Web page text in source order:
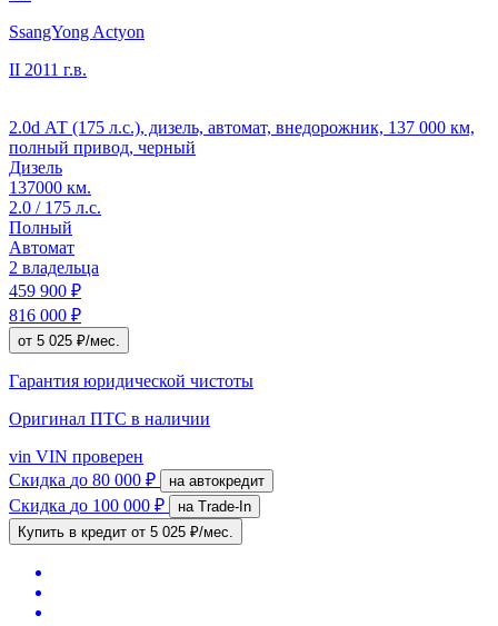
SsangYong Actyon
II 2011 г.в.
2.0d АТ (175 л.с.), дизель, автомат, внедорожник, 137 000 км,
полный привод, черный
Дизель
137000 км.
2.0 / 175 л.с.
Полный
Автомат
2 владельца
459 900 ₽
816 000 ₽
от 5 025 ₽/мес.
Гарантия юридической чистоты
Оригинал ПТС в наличии
vin VIN проверен
Скидка до 80 000 ₽ на автокредит
Скидка до 100 000 ₽
на Trade-In
Купить в кредит от 5 025 ₽/мес.